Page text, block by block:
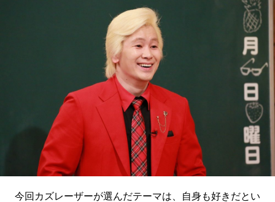
今回カズレーザーが選んだテーマは、自身も好きだとい